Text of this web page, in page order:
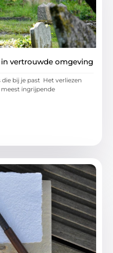
vertrouwde omgeving
bij je past Het verliezen
meest ingrijpende